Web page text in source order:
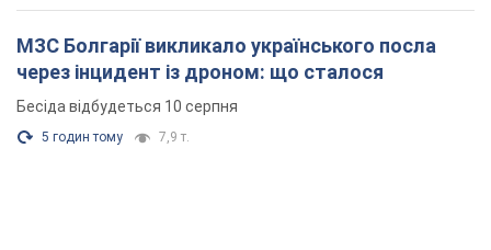
МЗС Болгарії викликало українського посла
через інцидент із дроном: що сталося
Бесіда відбудеться 10 серпня
5 годин тому 7,9 т.